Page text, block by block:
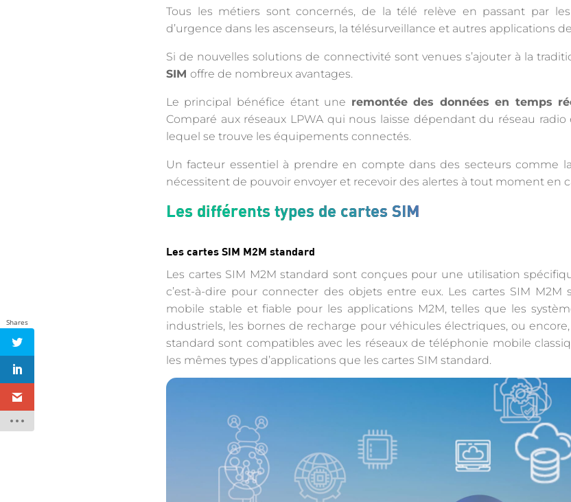
Tous les métiers sont concernés, de la télé relève en passant par
d’urgence dans les ascenseurs, la télésurveillance et autres applications
Si de nouvelles solutions de connectivité sont venues s’ajouter à la
SIM offre de nombreux avantages.
Le principal bénéfice étant une remontée des données en temps
Comparé aux réseaux LPWA qui nous laisse dépendant du réseau
lequel se trouve les équipements connectés.
Un facteur essentiel à prendre en compte dans des secteurs comme
nécessitent de pouvoir envoyer et recevoir des alertes à tout moment en
Les différents types de cartes SIM
Les cartes SIM M2M standard
Les cartes SIM M2M standard sont conçues pour une utilisation
c’est-à-dire pour connecter des objets entre eux. Les cartes SIM
mobile stable et fiable pour les applications M2M, telles que les
industriels, les bornes de recharge pour véhicules électriques, ou
standard sont compatibles avec les réseaux de téléphonie mobile
les mêmes types d’applications que les cartes SIM standard.
Shares